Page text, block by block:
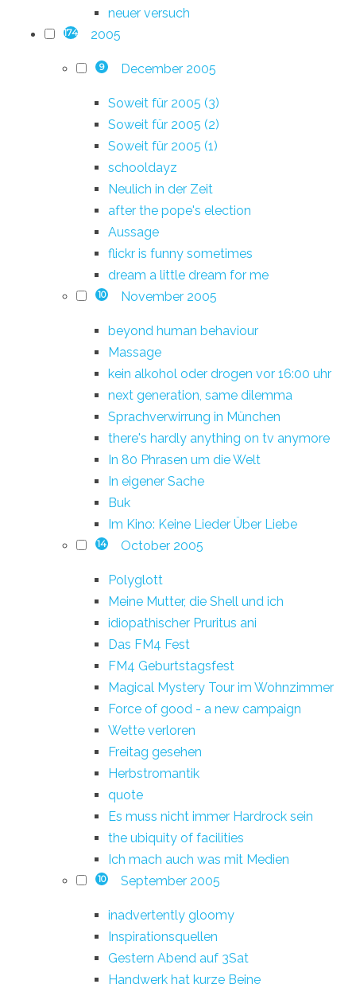
neuer versuch
174 2005
9 December 2005
Soweit für 2005 (3)
Soweit für 2005 (2)
Soweit für 2005 (1)
schooldayz
Neulich in der Zeit
after the pope's election
Aussage
flickr is funny sometimes
dream a little dream for me
10 November 2005
beyond human behaviour
Massage
kein alkohol oder drogen vor 16:00 uhr
next generation, same dilemma
Sprachverwirrung in München
there's hardly anything on tv anymore
In 80 Phrasen um die Welt
In eigener Sache
Buk
Im Kino: Keine Lieder Über Liebe
14 October 2005
Polyglott
Meine Mutter, die Shell und ich
idiopathischer Pruritus ani
Das FM4 Fest
FM4 Geburtstagsfest
Magical Mystery Tour im Wohnzimmer
Force of good - a new campaign
Wette verloren
Freitag gesehen
Herbstromantik
quote
Es muss nicht immer Hardrock sein
the ubiquity of facilities
Ich mach auch was mit Medien
10 September 2005
inadvertently gloomy
Inspirationsquellen
Gestern Abend auf 3Sat
Handwerk hat kurze Beine